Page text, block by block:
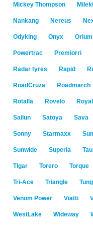
Mickey Thompson
Nankang Nereus
Odyking Onyx Orium
Powertrac Premiorri
Radar tyres Rapid
RoadCruza Roadmarch
Rotalla Rovelo
Sailun Satoya Sava
Sonny Starmaxx
Sunwide Superia
Tigar Torero Torque
Tri-Ace Triangle
Venom Power Viatti
WestLake Wideway